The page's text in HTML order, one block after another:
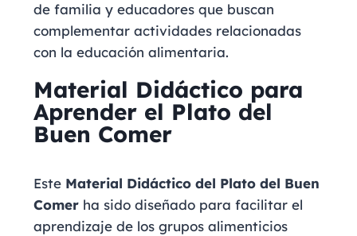
de familia y educadores que buscan
complementar actividades relacionadas
con la educación alimentaria.
Material Didáctico para
Aprender el Plato del
Buen Comer
Este Material Didáctico del Plato del Buen
Comer ha sido diseñado para facilitar el
aprendizaje de los grupos alimenticios